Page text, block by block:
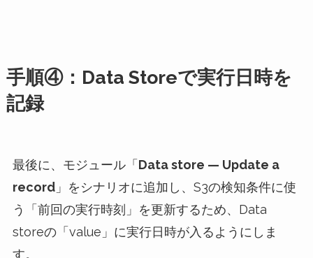
手順④：Data Storeで実行日時を
記録
最後に、モジュール「 Data store — Update a
record」をシナリオに追加し、S3の検知条件に使
う「前回の実行時刻」を更新するため、Data
storeの「value」に実行日時が入るようにしま
す。